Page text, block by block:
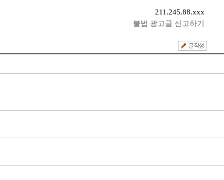
211.245.88.xxx
불법 광고글 신고하기